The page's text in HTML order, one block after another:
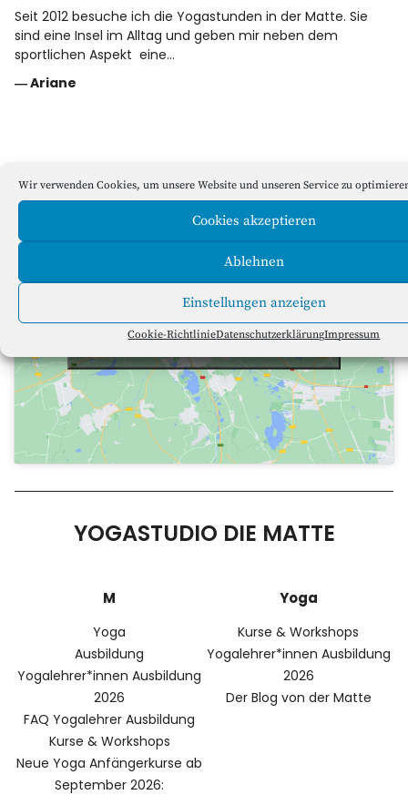
Wir verwenden Cookies, um unsere Website und unseren Service zu
Cookies akzeptieren
Ablehnen
Einstellungen anzeigen
Cookie-RichtlinieDatenschutzerklärungImpressum
Seit 2012 besuche ich die Yogastunden in der Matte. Sie
sind eine Insel im Alltag und geben mir neben dem
sportlichen Aspekt eine…
―Ariane
Klicke hier, um Marketing-Cookies zu
akzeptieren und diesen Inhalt zu
YOGASTUDIO DIE MATTE
M
Yoga
Ausbildung
Yogalehrer*innen Ausbildung
2026
FAQ Yogalehrer Ausbildung
Kurse & Workshops
Neue Yoga Anfängerkurse ab
September 2026:
Yoga
Kurse & Workshops
Yogalehrer*innen Ausbildung
2026
Der Blog von der Matte